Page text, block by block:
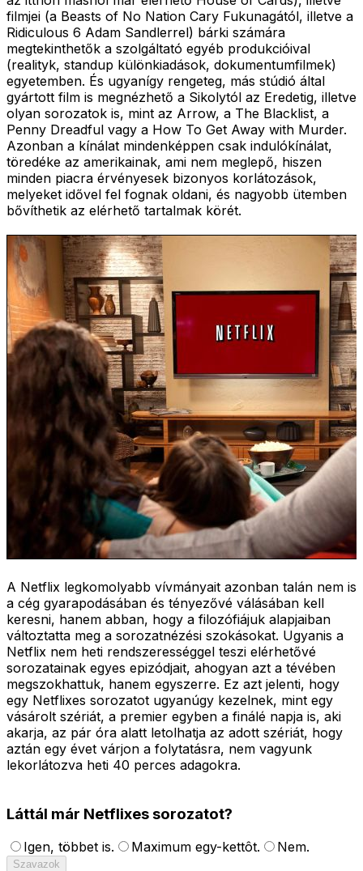
filmjei (a Beasts of No Nation Cary Fukunagától, illetve a
Ridiculous 6 Adam Sandlerrel) bárki számára
megtekinthetők a szolgáltató egyéb produkcióival
(realityk, standup különkiadások, dokumentumfilmek)
egyetemben. És ugyanígy rengeteg, más stúdió által
gyártott film is megnézhető a Sikolytól az Eredetig, illetve
olyan sorozatok is, mint az Arrow, a The Blacklist, a
Penny Dreadful vagy a How To Get Away with Murder.
Azonban a kínálat mindenképpen csak indulókínálat,
töredéke az amerikainak, ami nem meglepő, hiszen
minden piacra érvényesek bizonyos korlátozások,
melyeket idővel fel fognak oldani, és nagyobb ütemben
bővíthetik az elérhető tartalmak körét.
A Netflix legkomolyabb vívmányait azonban talán nem is
a cég gyarapodásában és tényezővé válásában kell
keresni, hanem abban, hogy a filozófiájuk alapjaiban
változtatta meg a sorozatnézési szokásokat. Ugyanis a
Netflix nem heti rendszerességgel teszi elérhetővé
sorozatainak egyes epizódjait, ahogyan azt a tévében
megszokhattuk, hanem egyszerre. Ez azt jelenti, hogy
egy Netflixes sorozatot ugyanúgy kezelnek, mint egy
vásárolt szériát, a premier egyben a finálé napja is, aki
akarja, az pár óra alatt letolhatja az adott szériát, hogy
aztán egy évet várjon a folytatásra, nem vagyunk
lekorlátozva heti 40 perces adagokra.
Láttál már Netflixes sorozatot?
Igen, többet is. Maximum egy-kettôt. Nem.
Szavazok